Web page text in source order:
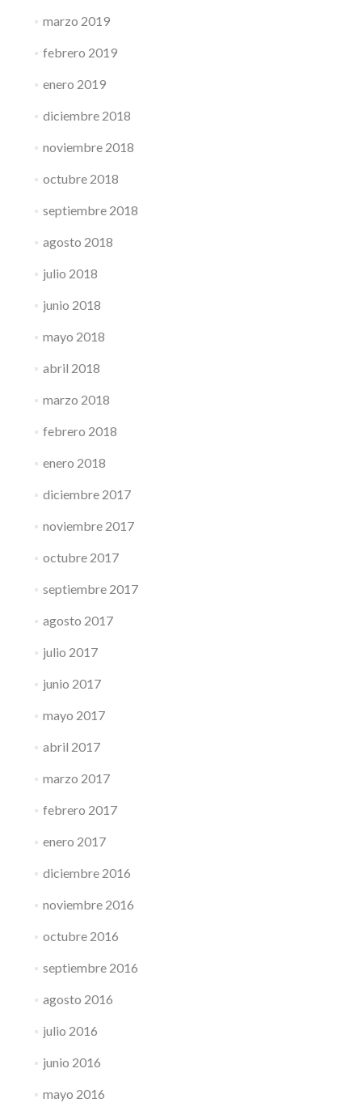
marzo 2019
febrero 2019
enero 2019
diciembre 2018
noviembre 2018
octubre 2018
septiembre 2018
agosto 2018
julio 2018
junio 2018
mayo 2018
abril 2018
marzo 2018
febrero 2018
enero 2018
diciembre 2017
noviembre 2017
octubre 2017
septiembre 2017
agosto 2017
julio 2017
junio 2017
mayo 2017
abril 2017
marzo 2017
febrero 2017
enero 2017
diciembre 2016
noviembre 2016
octubre 2016
septiembre 2016
agosto 2016
julio 2016
junio 2016
mayo 2016